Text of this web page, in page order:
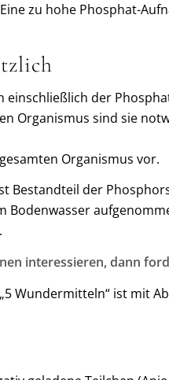
zu hohe Phosphat-
der
Organismus sind sie
Organismus vor.
Bestandteil der
Bodenwasser
interessieren, dann
Wundermitteln“ ist mit